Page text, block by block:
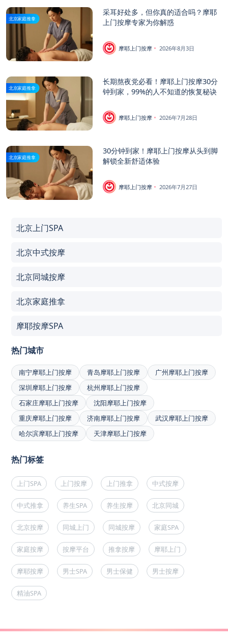
北京家庭推拿
采耳好处多，但你真的适合吗？摩耶
上门按摩专家为你解惑
摩耶上门按摩 2026年8月3日
北京家庭推拿
长期熬夜党必看！摩耶上门按摩30分
钟到家，99%的人不知道的恢复秘诀
摩耶上门按摩 2026年7月28日
北京家庭推拿
30分钟到家！摩耶上门按摩从头到脚
解锁全新舒适体验
摩耶上门按摩 2026年7月27日
北京上门SPA
北京中式按摩
北京同城按摩
北京家庭推拿
摩耶按摩SPA
热门城市
南宁摩耶上门按摩 青岛摩耶上门按摩
广州摩耶上门按摩
深圳摩耶上门按摩
杭州摩耶上门按摩
石家庄摩耶上门按摩
沈阳摩耶上门按摩
重庆摩耶上门按摩
济南摩耶上门按摩
武汉摩耶上门按摩
哈尔滨摩耶上门按摩
天津摩耶上门按摩
热门标签
上门SPA 上门按摩 上门推拿 中式按摩
中式推拿 养生SPA 养生按摩 北京同城
北京按摩 同城上门 同城按摩 家庭SPA
家庭按摩 按摩平台 推拿按摩 摩耶上门
摩耶按摩 男士SPA 男士保健 男士按摩
精油SPA